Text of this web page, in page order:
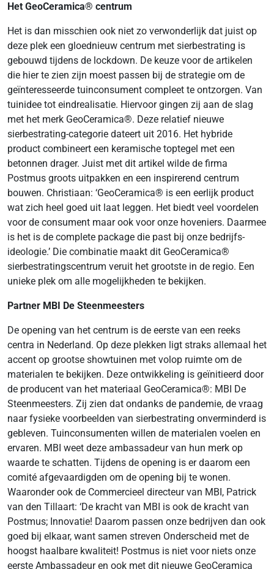
Het GeoCeramica® centrum
Het is dan misschien ook niet zo verwonderlijk dat juist op
deze plek een gloednieuw centrum met sierbestrating is
gebouwd tijdens de lockdown. De keuze voor de artikelen
die hier te zien zijn moest passen bij de strategie om de
geïnteresseerde tuinconsument compleet te ontzorgen. Van
tuinidee tot eindrealisatie. Hiervoor gingen zij aan de slag
met het merk GeoCeramica®. Deze relatief nieuwe
sierbestrating-categorie dateert uit 2016. Het hybride
product combineert een keramische toptegel met een
betonnen drager. Juist met dit artikel wilde de firma
Postmus groots uitpakken en een inspirerend centrum
bouwen. Christiaan: ‘GeoCeramica® is een eerlijk product
wat zich heel goed uit laat leggen. Het biedt veel voordelen
voor de consument maar ook voor onze hoveniers. Daarmee
is het is de complete package die past bij onze bedrijfs-
ideologie.’ Die combinatie maakt dit GeoCeramica®
sierbestratingscentrum veruit het grootste in de regio. Een
unieke plek om alle mogelijkheden te bekijken.
Partner MBI De Steenmeesters
De opening van het centrum is de eerste van een reeks
centra in Nederland. Op deze plekken ligt straks allemaal het
accent op grootse showtuinen met volop ruimte om de
materialen te bekijken. Deze ontwikkeling is geïnitieerd door
de producent van het materiaal GeoCeramica®: MBI De
Steenmeesters. Zij zien dat ondanks de pandemie, de vraag
naar fysieke voorbeelden van sierbestrating onverminderd is
gebleven. Tuinconsumenten willen de materialen voelen en
ervaren. MBI weet deze ambassadeur van hun merk op
waarde te schatten. Tijdens de opening is er daarom een
comité afgevaardigden om de opening bij te wonen.
Waaronder ook de Commercieel directeur van MBI, Patrick
van den Tillaart: ‘De kracht van MBI is ook de kracht van
Postmus; Innovatie! Daarom passen onze bedrijven dan ook
goed bij elkaar, want samen streven Onderscheid met de
hoogst haalbare kwaliteit! Postmus is niet voor niets onze
eerste Ambassadeur en ook met dit nieuwe GeoCeramica